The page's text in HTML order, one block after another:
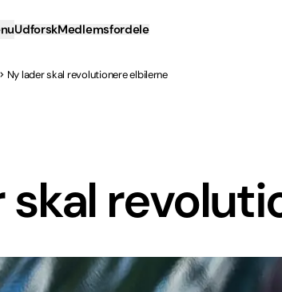
UdforskMedlemsfordele
Ny lader skal revolutionere elbilerne
skal